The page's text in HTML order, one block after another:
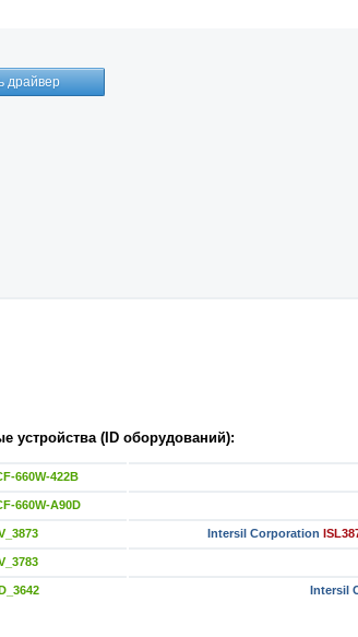
устройства (ID оборудований):
660W-422B
660W-A90D
Intersil Corporation
Intersil